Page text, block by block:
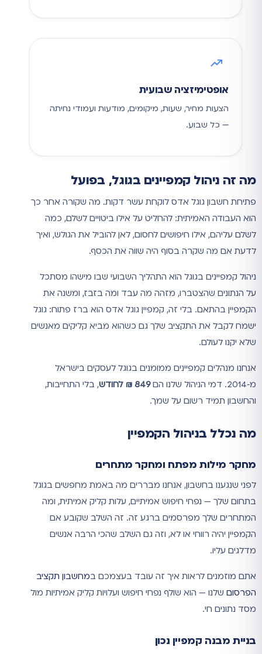
אופטימיזציה שבועית
הצעות מחיר, שעות, מיקומים, מודעות ועמודי נחיתה
— כל שבוע.
מה זה ניהול קמפיינים בגוגל, בפועל
פתיחת חשבון גוגל אדס לוקחת עשר דקות. מה שקורה אחר כך
הוא העבודה האמיתית: להחליט על אילו ביטויים לשלם, כמה
לשלם עליהם, אילו חיפושים לחסום, לאן להוביל את הגולש, ואיך
לדעת אם מה שקרה בסוף היה שווה את הכסף.
ניהול קמפיינים בגוגל הוא התהליך השבועי שבו מישהו מסתכל
על הנתונים שהצטברו, מזהה מה עבד ומה בזבז, ומשנה את
הקמפיין בהתאם. בלי זה, קמפיין גוגל אדס הוא ברז פתוח: גוגל
ישמח לקבל את התקציב שלך גם כשהוא מביא קליקים מאנשים
שלא יקנו לעולם.
אנחנו מנהלים קמפיינים ממומנים בגוגל לעסקים בישראל
מ‑2014. דמי הניהול שלנו הם
849 ₪ לחודש
, בלי התחייבות,
והחשבון תמיד רשום על שמך.
מה נכלל בניהול הקמפיין
מחקר מילות מפתח ומחקר מתחרים
לפני שנגענו בחשבון, אנחנו מבררים מה באמת מחפשים בגוגל
בתחום שלך — נפחי חיפוש אמיתיים, עלות קליק אמיתית, ומה
המתחרים שלך מפרסמים ברגע זה. זה השלב שקובע אם
הקמפיין יהיה רווחי או לא, וזה גם השלב שהכי הרבה אנשים
מדלגים עליו.
אתם מוזמנים לראות איך זה עובד בעצמכם במחשבון תקציב
הפרסום שלנו — הוא שולף נפחי חיפוש ועלויות קליק אמיתיות מול
מסד נתונים חי.
בניית מבנה קמפיין נכון